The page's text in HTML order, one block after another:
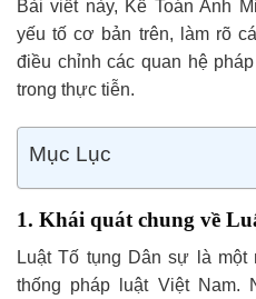
Bài viết này, Kế Toán Anh
yếu tố cơ bản trên, làm rõ
điều chỉnh các quan hệ
trong thực tiễn.
Mục Lục
1. Khái quát chung về
Luật Tố tụng Dân sự là
thống pháp luật Việt Nam.